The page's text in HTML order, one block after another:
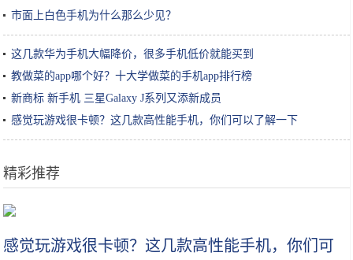
市面上白色手机为什么那么少见？
这几款华为手机大幅降价，很多手机低价就能买到
教做菜的app哪个好？十大学做菜的手机app排行榜
新商标 新手机 三星Galaxy J系列又添新成员
感觉玩游戏很卡顿？这几款高性能手机，你们可以了解一下
精彩推荐
感觉玩游戏很卡顿？这几款高性能手机，你们可